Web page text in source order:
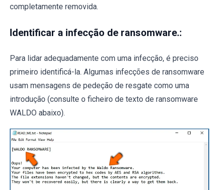
completamente removida.
Identificar a infecção de ransomware.:
Para lidar adequadamente com uma infecção, é preciso
primeiro identificá-la. Algumas infecções de ransomware
usam mensagens de pedeção de resgate como uma
introdução (consulte o ficheiro de texto de ransomware
WALDO abaixo).